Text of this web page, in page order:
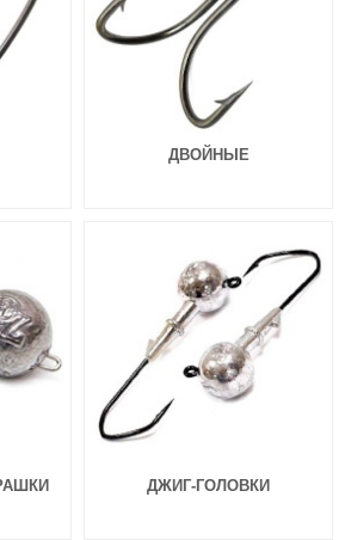
ДВОЙНЫЕ
ДЖИГ-ГОЛОВКИ